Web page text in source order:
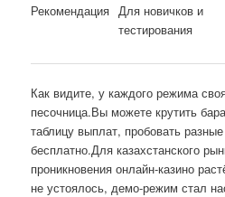
Рекомендация Для новичков и
тестирования
Как видите, у каждого режима
песочница.Вы можете крутить
таблицу выплат, пробовать
бесплатно.Для казахстанского
проникновения онлайн-казино
не устоялось, демо-режим стал